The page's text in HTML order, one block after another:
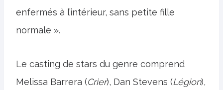
enfermés à l’intérieur, sans petite fille
normale ».
Le casting de stars du genre comprend
Melissa Barrera (Crier), Dan Stevens (Légion),